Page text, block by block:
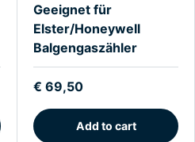
Geeignet für
Elster/Honeywell
Balgengaszähler
€ 69,50
Add to cart